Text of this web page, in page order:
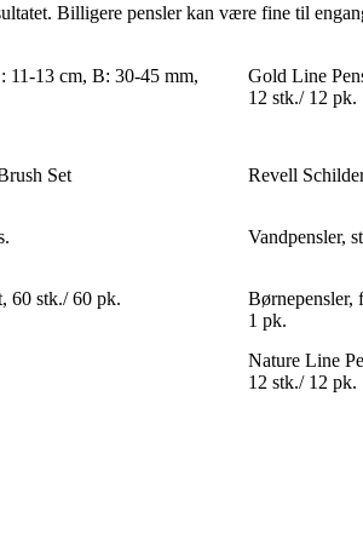
Billigere pensler kan være fine til
11-13 cm, B: 30-45 mm,
Gold Line
12 stk./ 12 pk.
Set Revell
Vandpensler,
60 stk./ 60 pk.
Børnepensler,
1 pk.
Nature Line
12 stk./ 12 pk.